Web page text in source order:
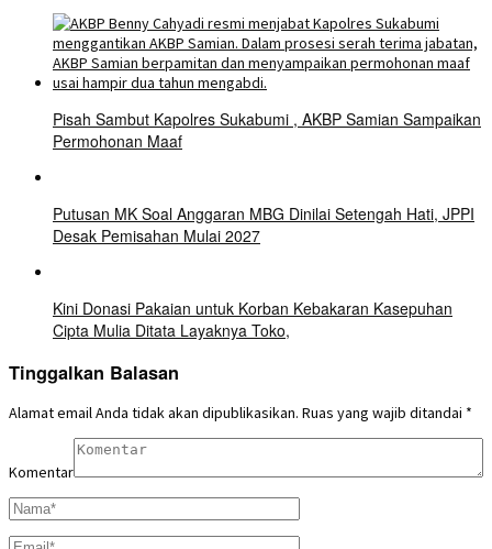
Pisah Sambut Kapolres Sukabumi , AKBP Samian Sampaikan
Permohonan Maaf
Putusan MK Soal Anggaran MBG Dinilai Setengah Hati, JPPI
Desak Pemisahan Mulai 2027
Kini Donasi Pakaian untuk Korban Kebakaran Kasepuhan
Cipta Mulia Ditata Layaknya Toko,
Tinggalkan Balasan
Alamat email Anda tidak akan dipublikasikan. Ruas yang wajib ditandai *
Komentar